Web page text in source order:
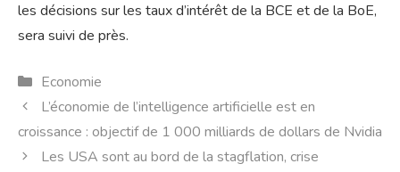
les décisions sur les taux d’intérêt de la BCE et de la BoE,
sera suivi de près.
Catégories
Economie
L’économie de l’intelligence artificielle est en
croissance : objectif de 1 000 milliards de dollars de Nvidia
Les USA sont au bord de la stagflation, crise